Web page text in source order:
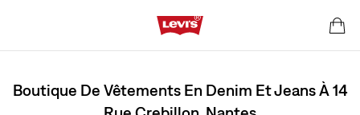
Boutique De Vêtements En Denim Et Jeans À 14